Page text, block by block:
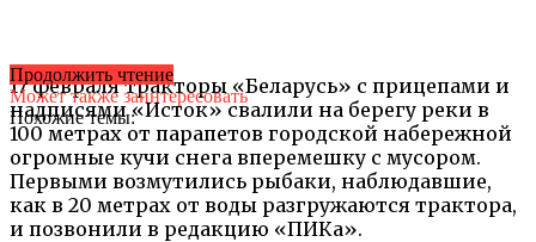
17 февраля тракторы «Беларусь» с прицепами и
надписями «Исток» свалили на берегу реки в
100 метрах от парапетов городской набережной
огромные кучи снега вперемешку с мусором.
Первыми возмутились рыбаки, наблюдавшие,
как в 20 метрах от воды разгружаются трактора,
и позвонили в редакцию «ПИКа».
Продолжить чтение
Может также заинтересовать
Похожие темы: